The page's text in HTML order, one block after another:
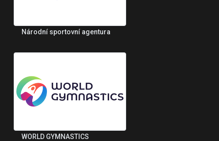
Národní sportovní agentura
WORLD GYMNASTICS